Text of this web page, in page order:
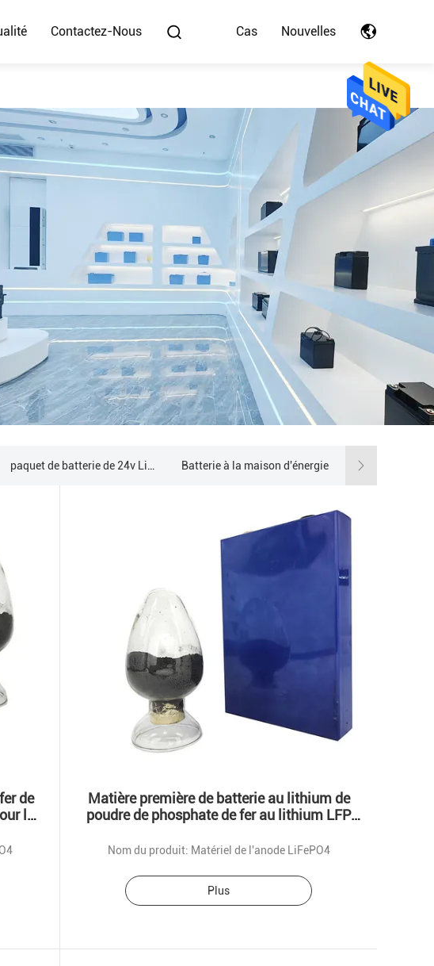
Contactez-Nous Cas Nouvelles
paquet de batterie de 24v Lifepo4 Batterie à la maison d'énergie
de
la
Matière première de batterie au lithium de
poudre de phosphate de fer au lithium LFP
Nom du produit: Matériel de l'anode LiFePO4
Plus